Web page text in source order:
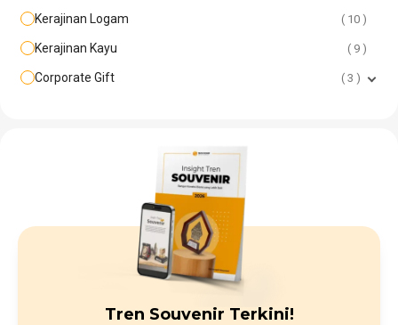
Kerajinan Logam 10
Kerajinan Kayu 9
Corporate Gift 3
Tren Souvenir Terkini!